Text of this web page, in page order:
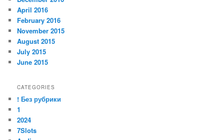
April 2016
February 2016
November 2015
August 2015
July 2015
June 2015
CATEGORIES
! Без рубрики
1
2024
7Slots